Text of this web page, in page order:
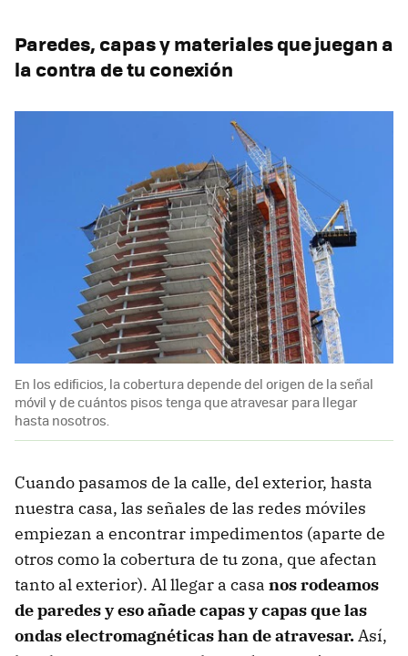
Paredes, capas y materiales que juegan a
la contra de tu conexión
En los edificios, la cobertura depende del origen de la señal
móvil y de cuántos pisos tenga que atravesar para llegar
hasta nosotros.
Cuando pasamos de la calle, del exterior, hasta
nuestra casa, las señales de las redes móviles
empiezan a encontrar impedimentos (aparte de
otros como la cobertura de tu zona, que afectan
tanto al exterior). Al llegar a casa nos rodeamos
de paredes y eso añade capas y capas que las
ondas electromagnéticas han de atravesar.Así,